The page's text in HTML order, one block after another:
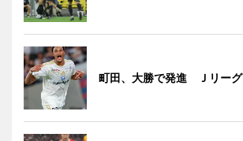
町田、大勝で発進 Ｊリーグ